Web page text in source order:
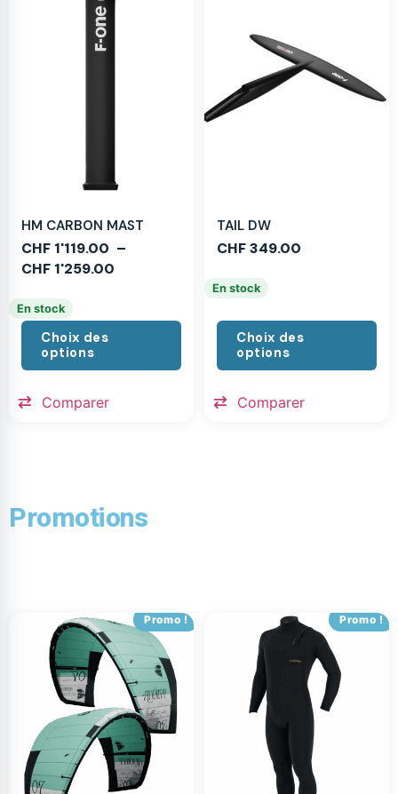
HM CARBON MAST
CHF 1'119.00 –
CHF 1'259.00
En stock
Choix des
options
Comparer
TAIL DW
CHF349.00
En stock
Choix des
options
Comparer
Promotions
Promo ! Promo !